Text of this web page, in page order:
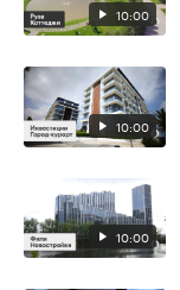
10:00
10:00
10:00